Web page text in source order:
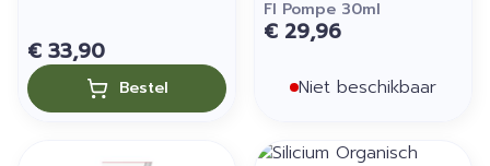
€ 33,90
Bestel
Fl Pompe 30ml
€ 29,96
Niet beschikbaar